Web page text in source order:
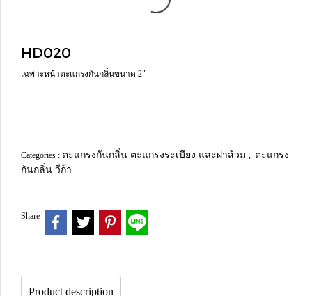
HD020
เฉพาะหน้าตะแกรงกันกลิ่นขนาด 2"
Categories : ตะแกรงกันกลิ่น ตะแกรงระเบียง และฝาส้วม , ตะแกรง
กันกลิ่น วีก้า
Share
Product description